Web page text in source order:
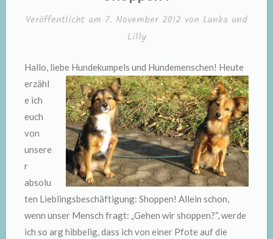
Veröffentlicht am 7. November 2012 von Lunka und
Lilly
Hallo, liebe Hundekumpels und Hundemenschen! Heute
erzähl
e ich
euch
von
unsere
r
absolu
ten Lieblingsbeschäftigung: Shoppen! Allein schon,
wenn unser Mensch fragt: „Gehen wir shoppen?“, werde
ich so arg hibbelig, dass ich von einer Pfote auf die